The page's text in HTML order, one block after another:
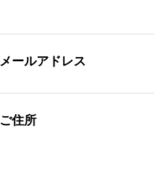
メールアドレス
ご住所